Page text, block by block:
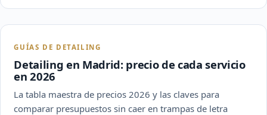
GUÍAS DE DETAILING
Detailing en Madrid: precio de cada servicio
en 2026
La tabla maestra de precios 2026 y las claves para
comparar presupuestos sin caer en trampas de letra